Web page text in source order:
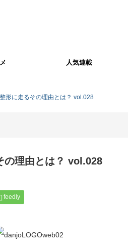
人気連載
形に走るその理由とは？ vol.028
の理由とは？ vol.028
feedly